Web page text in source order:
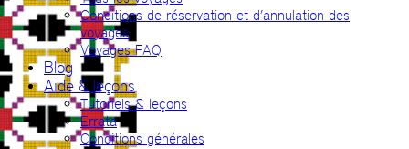
Conditions de réservation et d’annulation des
voyages
Voyages FAQ
Blog
Aide & leçons
Tutoriels & leçons
Errata
Conditions générales